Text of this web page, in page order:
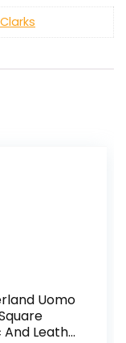
Uomo
Leather